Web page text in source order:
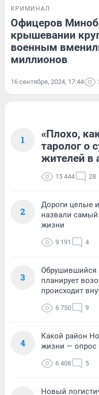
КРИМИНАЛ
Офицеров
крышевании
военным
миллионов
16 сентября, 2024, 17:44
1
«Плохо,
таролог о
жителей в
15 444 28
2
Дороги целые
назвали
жизни
9 191 4
3
Обрушившийся
планирует
происходит
6 750 9
4
Какой район
жизни — опрос
6 408 5
Новый